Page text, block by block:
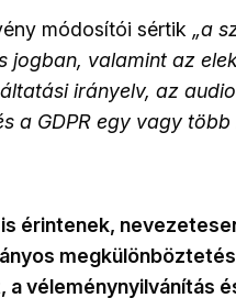
módosítói sértik „a
jogban, valamint az
irányelv, az
a GDPR egy vagy több
érintenek,
véleménynyilvánítás